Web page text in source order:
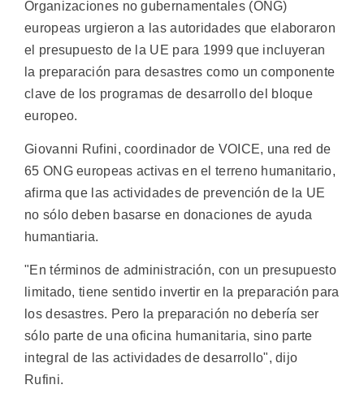
Organizaciones no gubernamentales (ONG)
europeas urgieron a las autoridades que elaboraron
el presupuesto de la UE para 1999 que incluyeran
la preparación para desastres como un componente
clave de los programas de desarrollo del bloque
europeo.
Giovanni Rufini, coordinador de VOICE, una red de
65 ONG europeas activas en el terreno humanitario,
afirma que las actividades de prevención de la UE
no sólo deben basarse en donaciones de ayuda
humantiaria.
"En términos de administración, con un presupuesto
limitado, tiene sentido invertir en la preparación para
los desastres. Pero la preparación no debería ser
sólo parte de una oficina humanitaria, sino parte
integral de las actividades de desarrollo", dijo
Rufini.